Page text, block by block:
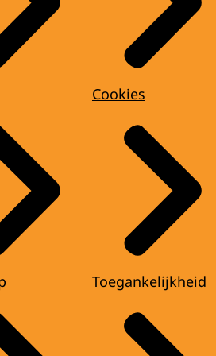
Cookies
Toegankelijkheid